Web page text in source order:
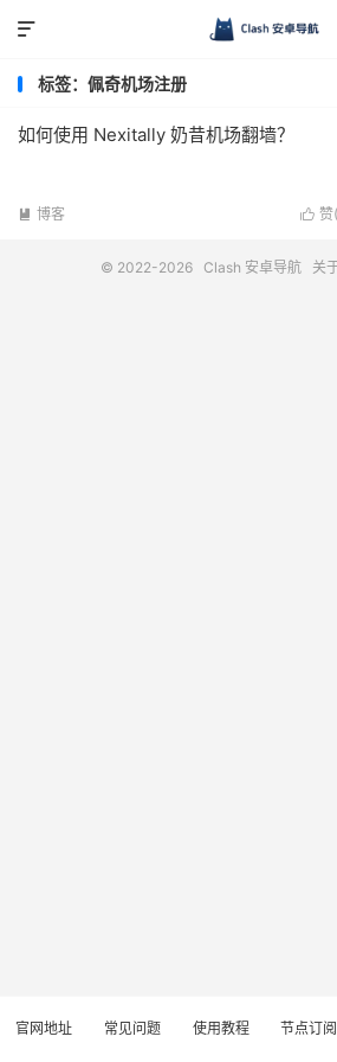

标签：佩奇机场注册
如何使用 Nexitally 奶昔机场翻墙？
 赞(
 博客
© 2022-2026 Clash 安卓导航 关
官网地址 常见问题 使用教程 节点订阅